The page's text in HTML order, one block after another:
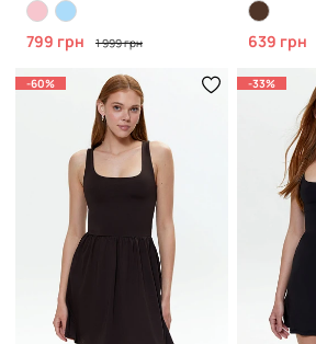
799 грн 1 999 грн 639 грн
-60% -33%